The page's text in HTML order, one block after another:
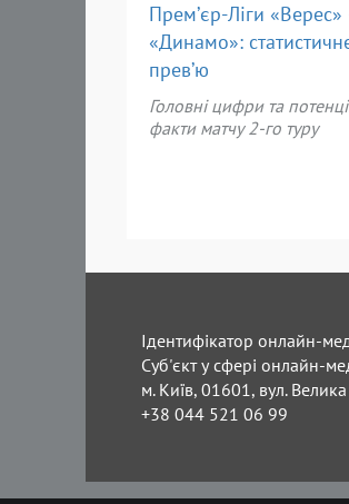
Прем’єр-Ліги
«Динамо»:
прев’ю
Головні цифри та
факти матчу 2-го туру
Ідентифікатор онлайн-
Суб'єкт у сфері онлайн-
м. Київ, 01601, вул.
+38 044 521 06 99